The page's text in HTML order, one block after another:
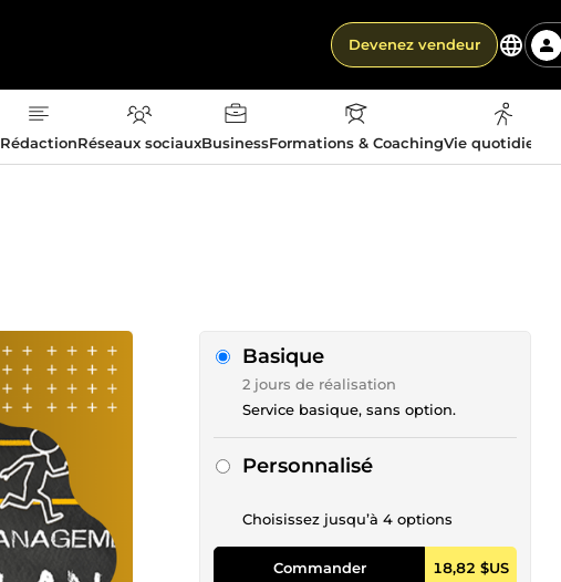
Devenez vendeur
RédactionRéseaux sociauxBusinessFormations & CoachingVie
Basique
2 jours de réalisation
Service basique, sans option.
Personnalisé
Choisissez jusqu’à 4 options
Commander 18,82 $US